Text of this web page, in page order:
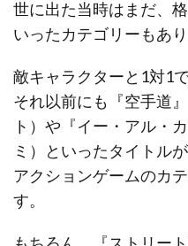
世に出た当時はまだ、
いったカテゴリーもあ
敵キャラクターと1対1
それ以前にも『空手道
ト）や『イー・アル・
ミ）といったタイトル
アクションゲームのカ
す。